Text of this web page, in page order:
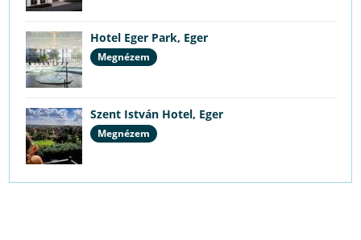
Hotel Eger Park, Eger
Megnézem
Szent István Hotel, Eger
Megnézem